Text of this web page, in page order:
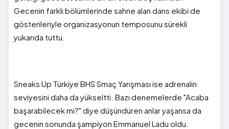
Gecenin farklı bölümlerinde sahne alan dans ekibi de
gösterileriyle organizasyonun temposunu sürekli
yukarıda tuttu.
Sneaks Up Türkiye BHS Smaç Yarışması ise adrenalin
seviyesini daha da yükseltti. Bazı denemelerde "Acaba
başarabilecek mi?" diye düşündüren anlar yaşansa da
gecenin sonunda şampiyon Emmanuel Ladu oldu.